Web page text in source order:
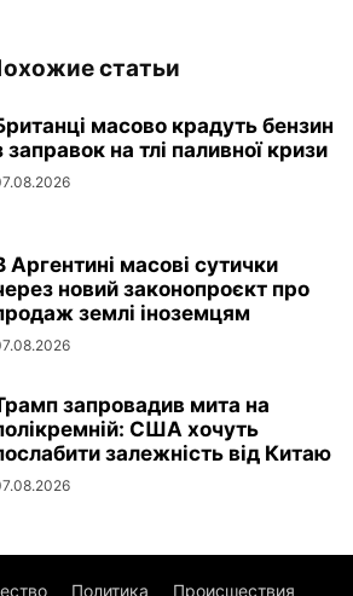
статьи
масово крадуть бензин
заправок на тлі паливної кризи
Аргентині масові сутички
новий законопроєкт про
землі іноземцям
запровадив мита на
США хочуть
залежність від Китаю
Политика Происшествия